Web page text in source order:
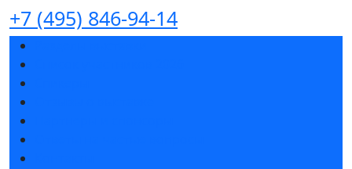
+7 (495) 846-94-14